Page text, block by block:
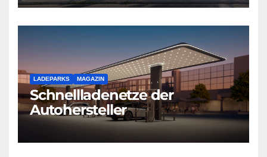
LADEPARKS MAGAZIN
Schnellladenetze der
Autohersteller